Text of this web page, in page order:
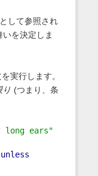
して参照され
を決定しま
実行します。
り (つまり、条
long ears"
unless